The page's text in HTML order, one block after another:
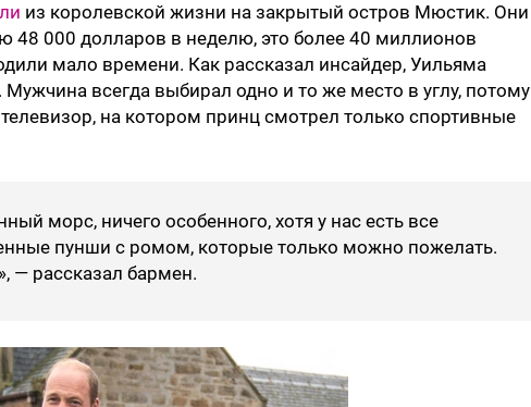
из королевской жизни на закрытый остров Мюстик. Они
48 000 долларов в неделю, это более 40 миллионов
мало времени. Как рассказал инсайдер, Уильяма
всегда выбирал одно и то же место в углу, потому
на котором принц смотрел только спортивные
морс, ничего особенного, хотя у нас есть все
пунши с ромом, которые только можно пожелать.
— рассказал бармен.